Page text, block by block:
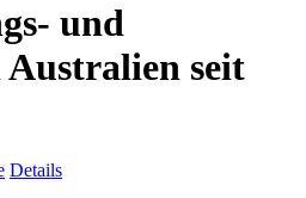
und
seit
Details